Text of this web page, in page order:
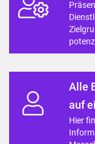
Alle
auf
Hier